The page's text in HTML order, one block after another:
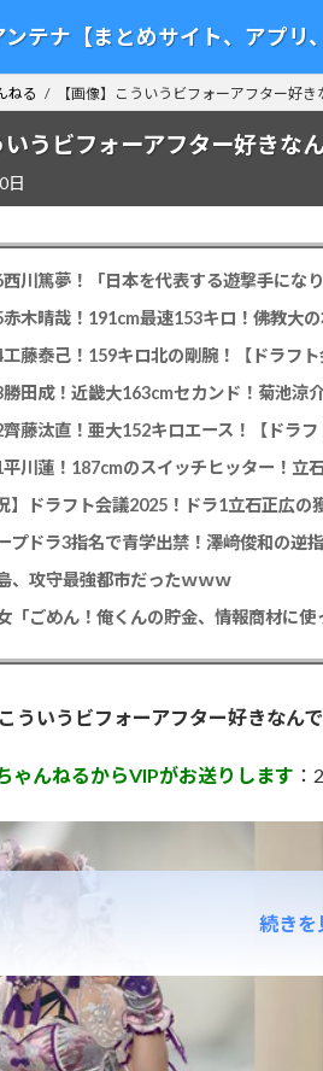
テナ【まとめサイト、アプリ
ねる 【画像】こういうビフォーアフター好き
いうビフォーアフター好きな
日
川篤夢！「日本を代表する遊撃手にな
赤木晴哉！191cm最速153キロ！佛教大
藤泰己！159キロ北の剛腕！【ドラフト
勝田成！近畿大163cmセカンド！菊池涼
藤汰直！亜大152キロエース！【ドラフ
】ドラフト会議2025！ドラ1立石正広の
プドラ3指名で青学出禁！澤﨑俊和の逆
、攻守最強都市だったｗｗｗ
こういうビフォーアフター好きなん
ゃんねるからVIPがお送りします
続きを